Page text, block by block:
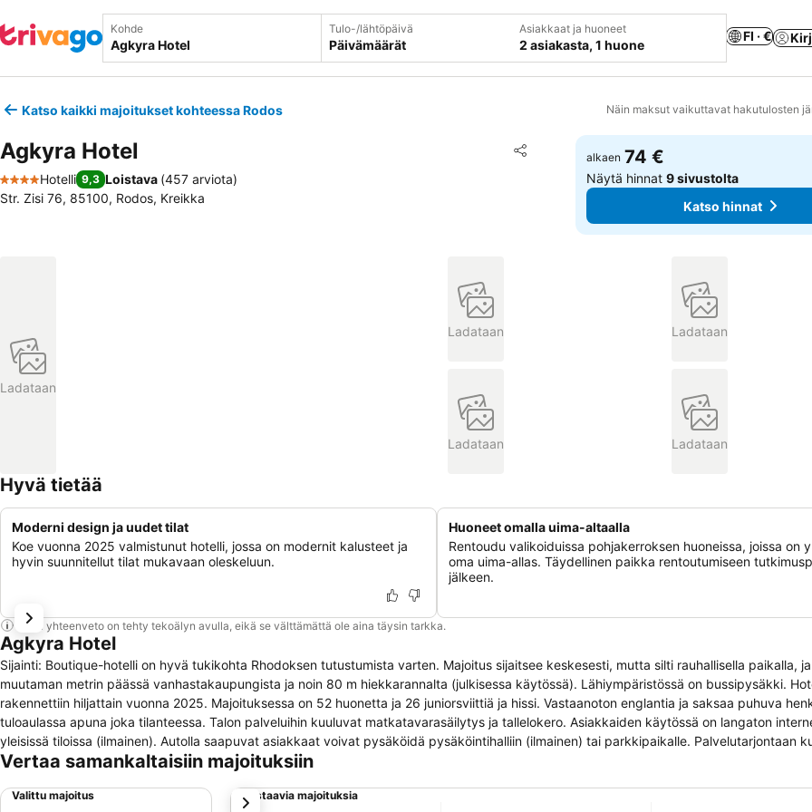
Kohde Tulo-/lähtöpäivä
Päivämäärät
Asiakkaat ja huoneet
2 asiakasta, 1 huone
FI · €
Katso kaikki majoitukset kohteessa Rodos Näin maksut vaikuttavat hakutulosten
Agkyra Hotel Jaa
Lisää suosikkeihin
4 Tähtiluokitus
Hotelli 9,3 Loistava (457 arviota)
Str. Zisi 76, 85100, Rodos, Kreikka
alkaen 74 €
Näytä hinnat9 sivustolta
Katso hinnat
Ladataan
Ladataan Ladataan
Ladataan Ladataan
Hyvä tietää
Moderni design ja uudet tilat
Koe vuonna 2025 valmistunut hotelli, jossa on modernit kalusteet ja
hyvin suunnitellut tilat mukavaan oleskeluun.
Huoneet omalla uima-altaalla
Rentoudu valikoiduissa pohjakerroksen huoneissa, joissa on
oma uima-allas. Täydellinen paikka rentoutumiseen
jälkeen.
Tämä yhteenveto on tehty tekoälyn avulla, eikä se välttämättä ole aina täysin tarkka.
Agkyra Hotel
Sijainti: Boutique-hotelli on hyvä tukikohta Rhodoksen tutustumista varten. Majoitus sijaitsee keskesesti, mutta silti rauhallisella paikalla,
muutaman metrin päässä vanhastakaupungista ja noin 80 m hiekkarannalta (julkisessa käytössä). Lähiympäristössä on bussipysäkki.
rakennettiin hiljattain vuonna 2025. Majoituksessa on 52 huonetta ja 26 juniorsviittiä ja hissi. Vastaanoton englantia ja saksaa puhuva
tuloaulassa apuna joka tilanteessa. Talon palveluihin kuuluvat matkatavarasäilytys ja tallelokero. Asiakkaiden käytössä on langaton
yleisissä tiloissa (ilmainen). Autolla saapuvat asiakkaat voivat pysäköidä pysäköintihalliin (ilmainen) tai parkkipaikalle. Palvelutarjontaan
lisäksi maksullinen lastenhoitopalvelu erillisestä pyynnöstä, autonvuokraus, sairaanhoito, maksullinen huonepalvelu, herätyspalvelu,
kopiokone. Huonevarustus: Huoneissa on ilmastointilaite ja lämmitys. Suurimmassa osassa huoneita on parveke tai terassi, joka tarjoaa
Vertaa samankaltaisiin majoituksiin
Valittu majoitus Vastaavia majoituksia
seuraava